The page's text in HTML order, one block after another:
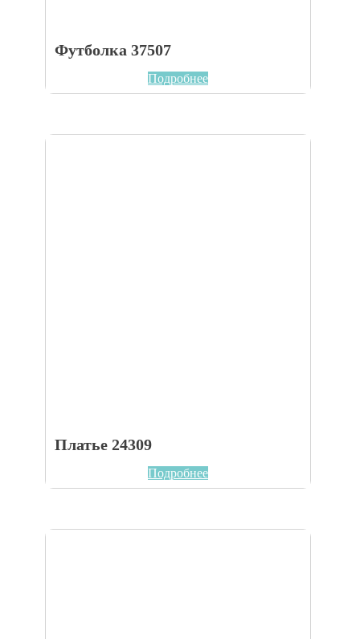
Футболка 37507
Подробнее
Платье 24309
Подробнее